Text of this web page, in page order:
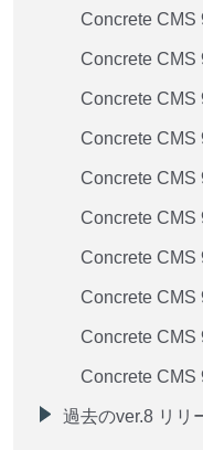
Concrete CMS
Concrete CMS
Concrete CMS
Concrete CMS
Concrete CMS
Concrete CMS
Concrete CMS
Concrete CMS
Concrete CMS
Concrete CMS
過去のver.8 リリ